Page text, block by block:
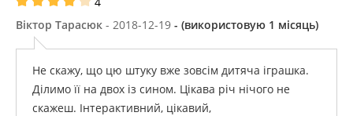
Віктор Тарасюк - 2018-12-19 - (використовую 1 місяць)
Не скажу, що цю штуку вже зовсім дитяча іграшка.
Ділимо її на двох із сином. Цікава річ нічого не
скажеш. Інтерактивний, цікавий,